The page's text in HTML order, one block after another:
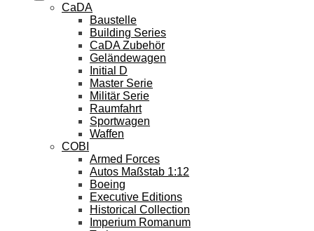
CaDA
Baustelle
Building Series
CaDA Zubehör
Geländewagen
Initial D
Master Serie
Militär Serie
Raumfahrt
Sportwagen
Waffen
COBI
Armed Forces
Autos Maßstab 1:12
Boeing
Executive Editions
Historical Collection
Imperium Romanum